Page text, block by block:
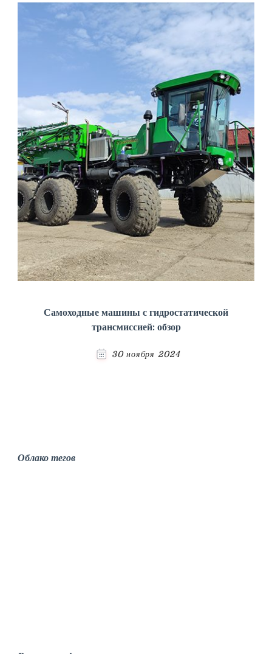
Самоходные машины с гидростатической
трансмиссией: обзор
30 ноября 2024
Облако тегов